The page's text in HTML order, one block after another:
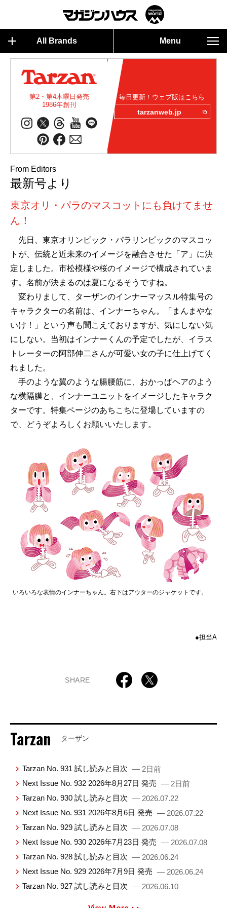
All Brands Menu
第2・第4木曜日発売
1986年創刊
毎日更新！ウェブ版はこちら
tarzanweb.jp
From Editors
最新号より
東京オリ・パラのマスコットにも負けてませ
ん！
先日、東京オリンピック・パラリンピックのマスコッ
トが、伝統と近未来のイメージを融合させた「ア」に決
定しました。市松模様や桜のイメージで構成されていま
す。名前が決まるのは夏になるそうですね。
変わりまして、ターザンのインナーマッスル特集号の
キャラクターの名前は、インナーちゃん。「まんまやな
いけ！」という声も聞こえておりますが、気にしない気
にしない。当初はインナーくんの予定でしたが、イラス
トレーターの阿部伸二さんが可愛い女の子に仕上げてく
れました。
手のような翼のような腸腰筋に、おかっぱヘアのよう
な横隔膜と、インナーユニットをイメージしたキャラク
ターです。特集ページのあちこちに登場していますの
で、どうぞよろしくお願いいたします。
いろいろな表情のインナーちゃん。右下はアウターのジャケットです。
●担当A
SHARE
Tarzan ターザン
Tarzan No. 931 試し読みと目次 — 2日前
Next Issue No. 932 2026年8月27日 発売 — 2日前
Tarzan No. 930 試し読みと目次 — 2026.07.22
Next Issue No. 931 2026年8月6日 発売 — 2026.07.22
Tarzan No. 929 試し読みと目次 — 2026.07.08
Next Issue No. 930 2026年7月23日 発売 — 2026.07.08
Tarzan No. 928 試し読みと目次 — 2026.06.24
Next Issue No. 929 2026年7月9日 発売 — 2026.06.24
Tarzan No. 927 試し読みと目次 — 2026.06.10